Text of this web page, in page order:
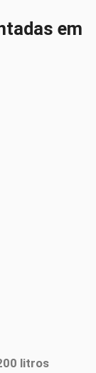
em
litros